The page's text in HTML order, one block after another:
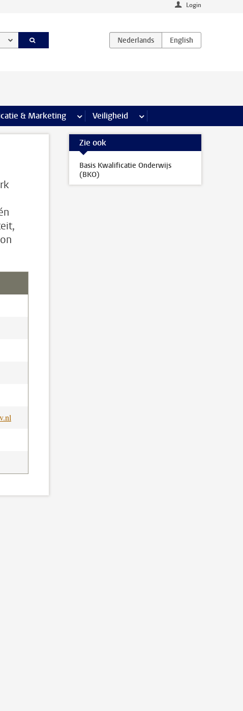
Login
pagina’s& Marketing meer Communicatie & Marketing pagina’s
Veiligheid meer Veiligheid pagina’s
Zie ook
Basis Kwalificatie Onderwijs
(BKO)